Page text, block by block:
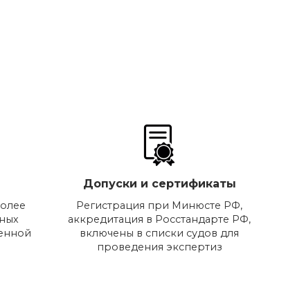
Допуски и сертификаты
Регистрация при Минюсте РФ,
аккредитация в Росстандарте РФ,
включены в списки судов для
проведения экспертиз